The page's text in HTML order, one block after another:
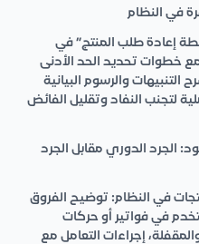
في النظام
إعادة طلب المنتج” في
مع خطوات تحديد الحد الأدنى
والرسوم البيانية
لتجنب النفاد وتقليل الفائض
الجرد الدوري مقابل الجرد
في النظام: توضيح الفروق
في فواتير أو حركات
إجراءات التعامل مع